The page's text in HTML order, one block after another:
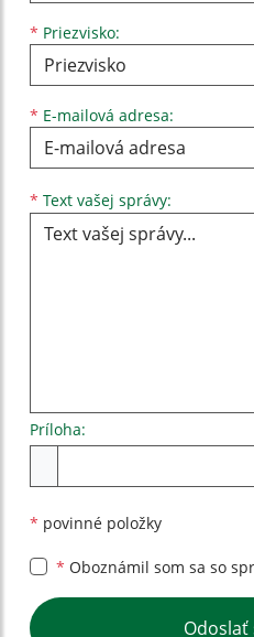
* Priezvisko:
* E-mailová adresa:
* Text vašej správy:
Príloha:
* povinné položky
* Oboznámil som sa so
Google reCaptcha Response
Odoslať